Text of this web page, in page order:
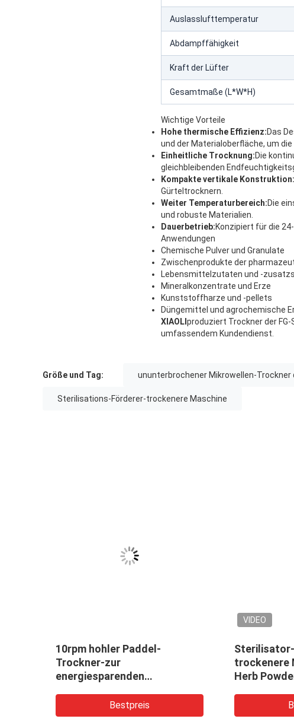
Auslasslufttemperatur
Abdampffähigkeit
Kraft der Lüfter
Gesamtmaße (L*W*H)
Wichtige Vorteile
Hohe thermische Effizienz:Das
und der Materialoberfläche, um
Einheitliche Trocknung:Die
gleichbleibenden
Kompakte vertikale Konstruktion:
Gürteltrocknern.
Weiter Temperaturbereich:Die
und robuste Materialien.
Dauerbetrieb:Konzipiert für die
Anwendungen
Chemische Pulver und Granulate
Zwischenprodukte der
Lebensmittelzutaten und -
Mineralkonzentrate und Erze
Kunststoffharze und -pellets
Düngemittel und agrochemische
XIAOLI produziert Trockner der
umfassendem Kundendienst.
Größe und Tag: ununterbrochener Mikrowellen-Trockner
Sterilisations-Förderer-trockenere Maschine
10rpm hohler Paddel-
Trockner-zur
energiesparenden
Maschine 25rpm 4KW
Bestpreis
VIDEO
trockenere
Herb